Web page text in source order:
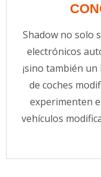
Shadow no solo
electrónicos
¡sino también
de coches
experimenten
vehículos